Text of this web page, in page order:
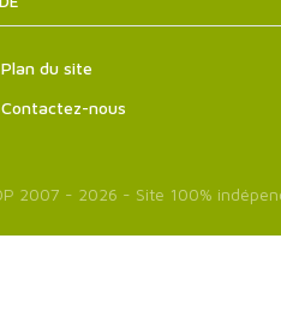
Plan du site
Contactez-nous
2007 - 2026 - Site 100%